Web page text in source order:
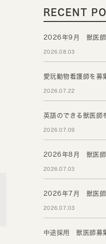
RECENT
2026年9月 獣医師
2026.08.03
愛玩動物看護師を募
2026.07.22
英語のできる獣医師
2026.07.09
2026年8月 獣医師
2026.07.03
2026年7月 獣医師
2026.07.03
中途採用 獣医師募